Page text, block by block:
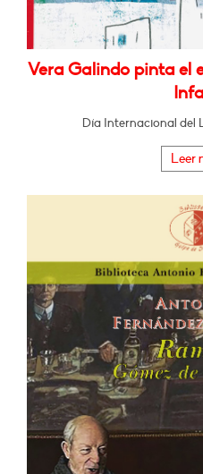
Vera Galindo pinta el
Día Internacional del
Leer